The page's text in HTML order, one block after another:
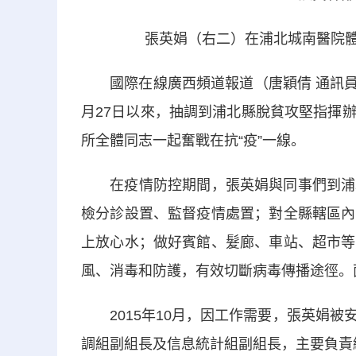
張英娟（右二）在浦北城南醫院體
國際在線廣西頻道報道（唐穎倩 通訊員
月27日以來，抽調到浦北縣脫貧攻堅指揮
所全體同志一起奮戰在抗“疫”一線。
在疫情防控期間，張英娟與同事們到浦
檢分診設置、監督疫情處置；對全縣轄區
上放心水；做好賓館、髮廊、車站、超市
風、消毒和防護，有效切斷病毒傳播途徑
2015年10月，因工作需要，張英娟被安
調組副組長及信息統計組副組長，主要負